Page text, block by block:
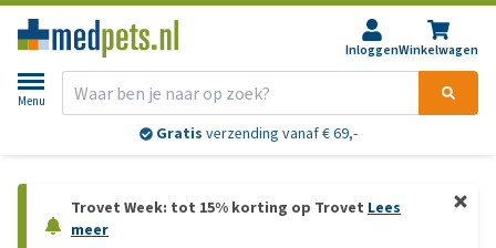
InloggenWinkelwagen
Menu
Gratis verzending vanaf € 69,-
Trovet Week: tot 15% korting op Trovet Lees
meer